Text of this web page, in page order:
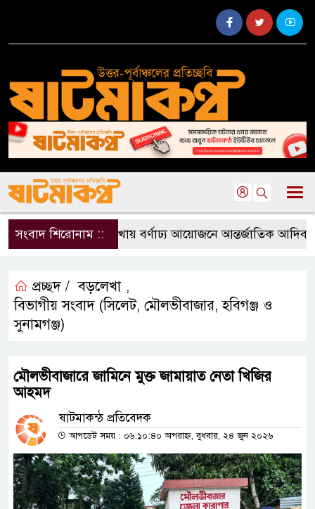
সংবাদ শিরোনাম ::বড়লেখায় বর্ণাঢ্য আয়োজনে আন্তর্জাতিক আদিবাসী
প্রচ্ছদ / বড়লেখা ,
বিভাগীয় সংবাদ (সিলেট, মৌলভীবাজার, হবিগঞ্জ ও
সুনামগঞ্জ)
মৌলভীবাজারে জামিনে মুক্ত জামায়াত নেতা খিজির
আহমদ
ষাটমাকন্ঠ প্রতিবেদক
আপডেট সময় : ০৬:১০:৪০ অপরাহ্ন, বুধবার, ২৪ জুন ২০২৬